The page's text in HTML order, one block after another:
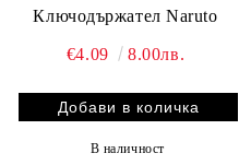
Ключодържател Naruto
€4.09 8.00лв.
В наличност